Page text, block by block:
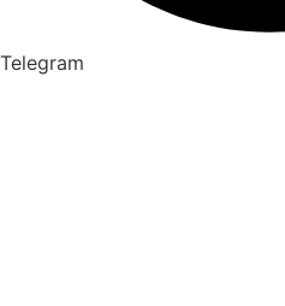
Telegram